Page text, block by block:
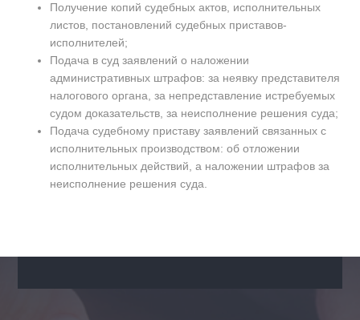
Получение копий судебных актов, исполнительных
листов, постановлений судебных приставов-
исполнителей;
Подача в суд заявлений о наложении
административных штрафов: за неявку представителя
налогового органа, за непредставление истребуемых
судом доказательств, за неисполнение решения суда;
Подача судебному приставу заявлений связанных с
исполнительных производством: об отложении
исполнительных действий, а наложении штрафов за
неисполнение решения суда.